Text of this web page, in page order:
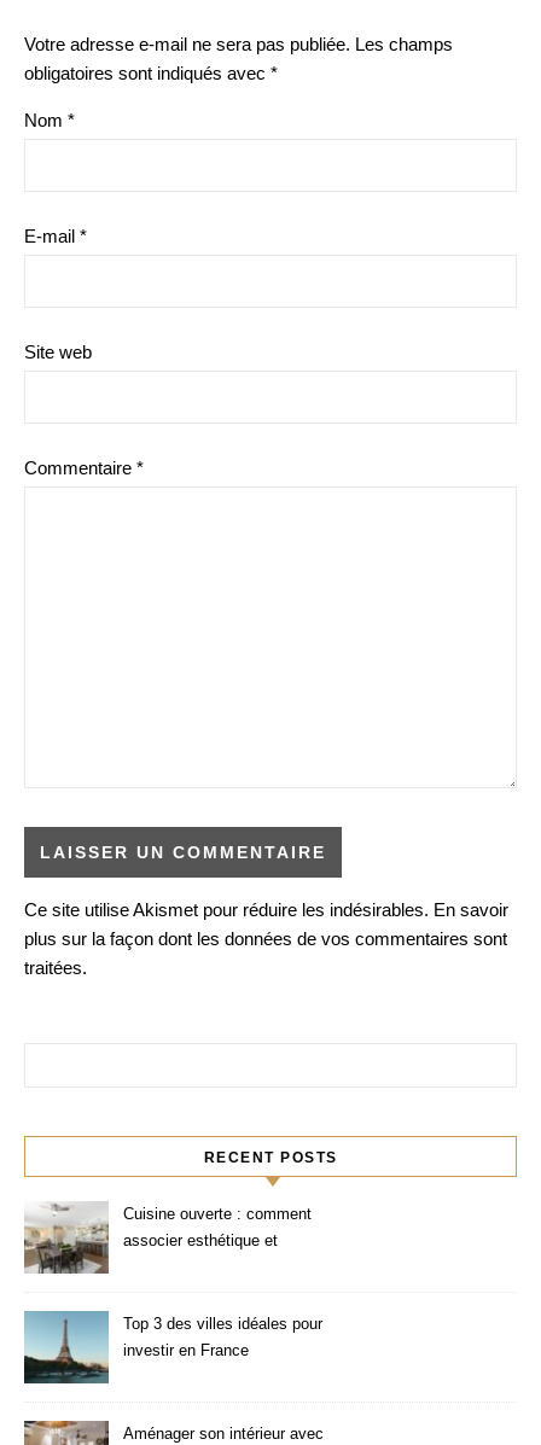
Votre adresse e-mail ne sera pas publiée. Les champs
obligatoires sont indiqués avec *
Nom *
E-mail *
Site web
Commentaire *
Ce site utilise Akismet pour réduire les indésirables. En savoir
plus sur la façon dont les données de vos commentaires sont
traitées.
RECENT POSTS
Cuisine ouverte : comment
associer esthétique et
Top 3 des villes idéales pour
investir en France
Aménager son intérieur avec